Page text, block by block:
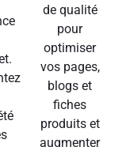
de qualité
pour
optimiser
vos pages,
blogs et
fiches
produits et
augmenter